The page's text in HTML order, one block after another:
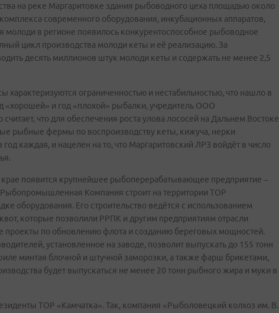
на реке Маргаритовке здания рыбоводного цеха площадью около
современного оборудования, инкубационных аппаратов,
молоди в регионе появилось конкурентоспособное рыбоводное
цикл производства молоди кеты и её реализацию. За
десять миллионов штук молоди кеты и содержать не менее 2,5
ограниченностью и нестабильностью, что нашло в
«хорошей» и год «плохой» рыбалки, учредитель ООО
что для обеспечения роста улова лососей на Дальнем Востоке
рыбные фермы по воспроизводству кеты, кижуча, нерки
каждая, и нацелен на то, что Маргаритовский ЛРЗ войдёт в число
появится крупнейшее рыбоперерабатывающее предприятие –
Компания строит на территории ТОР
оборудования. Его строительство ведётся с использованием
которые позволили РРПК и другим предприятиям отрасли
проекты по обновлению флота и созданию береговых мощностей.
установленное на заводе, позволит выпускать до 155 тонн
минтая блочной и штучной заморозки, а также фарш брикетами,
будет выпускаться не менее 20 тонн рыбного жира и муки в
ТОР «Камчатка». Так, компания «Рыболовецкий колхоз им. В.